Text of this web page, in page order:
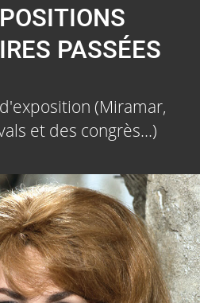
PASSÉES
(Miramar,
et des congrès…)